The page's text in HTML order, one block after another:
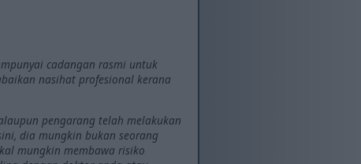
cadangan rasmi untuk
nasihat profesional kerana
pengarang telah melakukan
dia mungkin bukan seorang
mungkin membawa risiko